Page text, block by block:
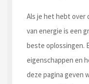
Als je het hebt over
van energie is een
beste oplossingen.
eigenschappen en
deze pagina geven